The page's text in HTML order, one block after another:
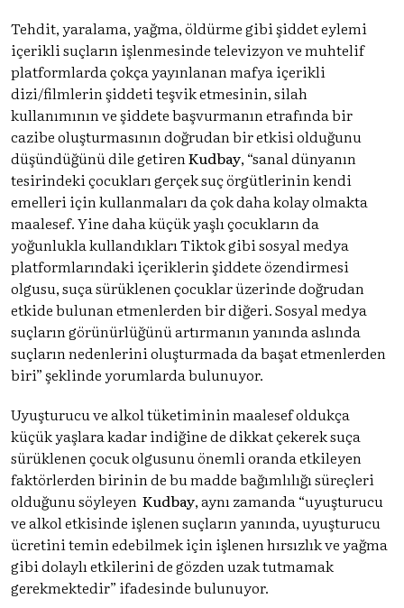
Tehdit, yaralama, yağma, öldürme gibi şiddet eylemi
içerikli suçların işlenmesinde televizyon ve muhtelif
platformlarda çokça yayınlanan mafya içerikli
dizi/filmlerin şiddeti teşvik etmesinin, silah
kullanımının ve şiddete başvurmanın etrafında bir
cazibe oluşturmasının doğrudan bir etkisi olduğunu
düşündüğünü dile getiren Kudbay, “sanal dünyanın
tesirindeki çocukları gerçek suç örgütlerinin kendi
emelleri için kullanmaları da çok daha kolay olmakta
maalesef. Yine daha küçük yaşlı çocukların da
yoğunlukla kullandıkları Tiktok gibi sosyal medya
platformlarındaki içeriklerin şiddete özendirmesi
olgusu, suça sürüklenen çocuklar üzerinde doğrudan
etkide bulunan etmenlerden bir diğeri. Sosyal medya
suçların görünürlüğünü artırmanın yanında aslında
suçların nedenlerini oluşturmada da başat etmenlerden
biri” şeklinde yorumlarda bulunuyor.
Uyuşturucu ve alkol tüketiminin maalesef oldukça
küçük yaşlara kadar indiğine de dikkat çekerek suça
sürüklenen çocuk olgusunu önemli oranda etkileyen
faktörlerden birinin de bu madde bağımlılığı süreçleri
olduğunu söyleyen Kudbay, aynı zamanda “uyuşturucu
ve alkol etkisinde işlenen suçların yanında, uyuşturucu
ücretini temin edebilmek için işlenen hırsızlık ve yağma
gibi dolaylı etkilerini de gözden uzak tutmamak
gerekmektedir” ifadesinde bulunuyor.